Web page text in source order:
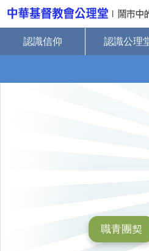
認識信仰 認識公理
職青團契